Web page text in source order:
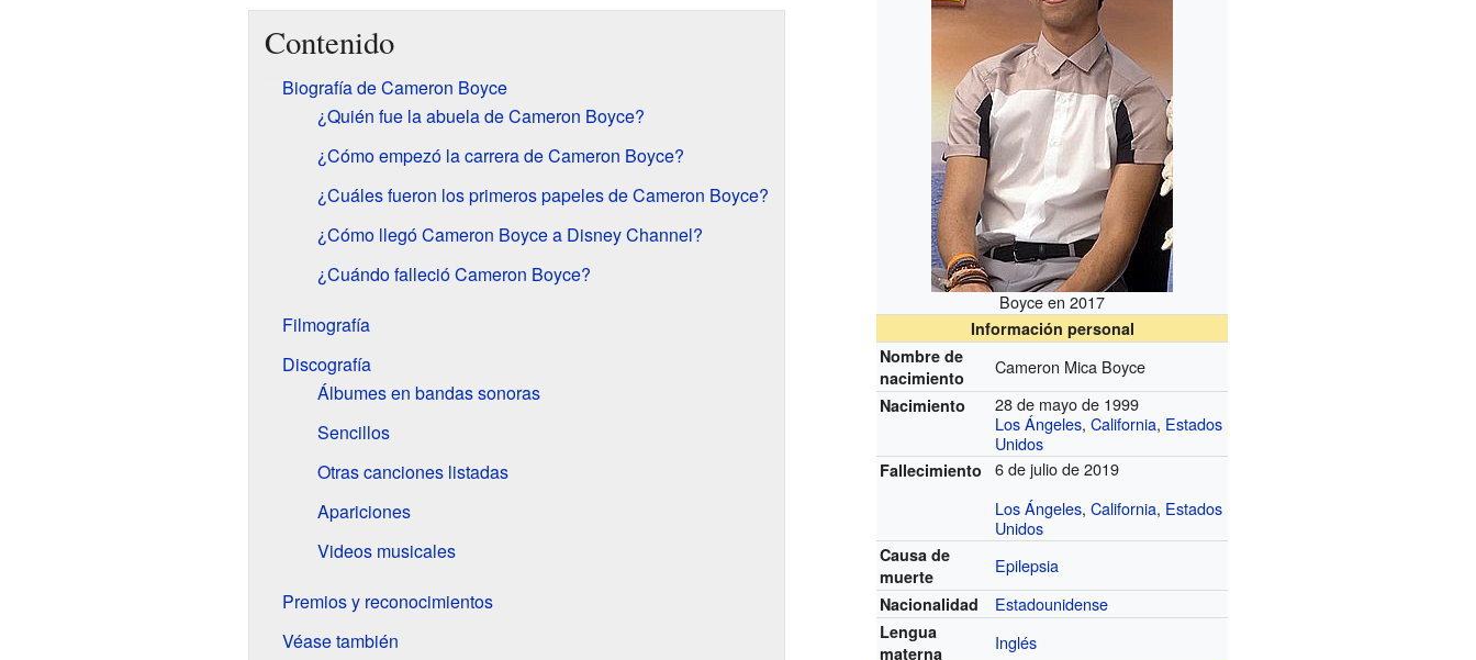
Boyce en 2017
Información personal
Nombre de
nacimiento
Cameron Mica Boyce
Nacimiento
28 de mayo de 1999
Los Ángeles,California, Estados
Unidos
Fallecimiento
6 de julio de 2019
Los Ángeles,California, Estados
Unidos
Causa de
muerte
Epilepsia
Nacionalidad Estadounidense
Lengua
materna
Inglés
Contenido
Biografía de Cameron Boyce
¿Quién fue la abuela de Cameron Boyce?
¿Cómo empezó la carrera de Cameron Boyce?
¿Cuáles fueron los primeros papeles de Cameron Boyce?
¿Cómo llegó Cameron Boyce a Disney Channel?
¿Cuándo falleció Cameron Boyce?
Filmografía
Discografía
Álbumes en bandas sonoras
Sencillos
Otras canciones listadas
Apariciones
Videos musicales
Premios y reconocimientos
Véase también